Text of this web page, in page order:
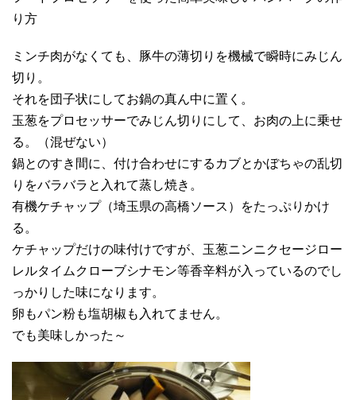
り方
ミンチ肉がなくても、豚牛の薄切りを機械で瞬時にみじん
切り。
それを団子状にしてお鍋の真ん中に置く。
玉葱をプロセッサーでみじん切りにして、お肉の上に乗せ
る。（混ぜない）
鍋とのすき間に、付け合わせにするカブとかぼちゃの乱切
りをバラバラと入れて蒸し焼き。
有機ケチャップ（埼玉県の高橋ソース）をたっぷりかけ
る。
ケチャップだけの味付けですが、玉葱ニンニクセージロー
レルタイムクローブシナモン等香辛料が入っているのでし
っかりした味になります。
卵もパン粉も塩胡椒も入れてません。
でも美味しかった～